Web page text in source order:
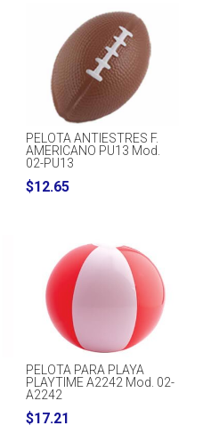
PELOTA ANTIESTRES F.
AMERICANO PU13 Mod.
02-PU13
$12.65
PELOTA PARA PLAYA
PLAYTIME A2242 Mod. 02-
A2242
$17.21